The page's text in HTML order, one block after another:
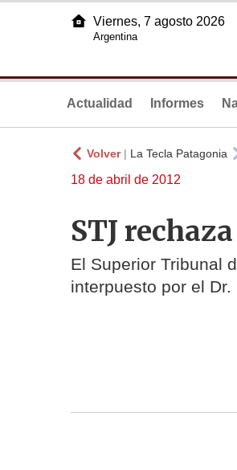
Viernes, 7 agosto 2026
Argentina
Actualidad Informes
Volver| La Tecla Patagonia
18 de abril de 2012
STJ
El Superior Tribunal
interpuesto por el